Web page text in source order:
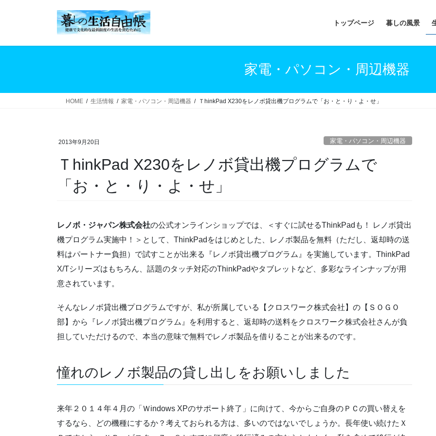
トップページ 暮しの風景
家電・パソコン・周辺機器
HOME 生活情報 家電・パソコン・周辺機器 ＴhinkPad X230をレノボ貸出機プログラムで「お・と・り・よ・せ」
2013年9月20日 家電・パソコン・周辺機器
ＴhinkPad X230をレノボ貸出機プログラムで
「お・と・り・よ・せ」
レノボ・ジャパン株式会社の公式オンラインショップでは、＜すぐに試せるThinkPadも！ レノボ貸出
機プログラム実施中！＞として、ThinkPadをはじめとした、レノボ製品を無料（ただし、返却時の送
料はパートナー負担）で試すことが出来る『レノボ貸出機プログラム』を実施しています。ThinkPad
X/Tシリーズはもちろん、話題のタッチ対応のThinkPadやタブレットなど、多彩なラインナップが用
意されています。
そんなレノボ貸出機プログラムですが、私が所属している【クロスワーク株式会社】の【ＳＯＧＯ
部】から『レノボ貸出機プログラム』を利用すると、返却時の送料をクロスワーク株式会社さんが負
担していただけるので、本当の意味で無料でレノボ製品を借りることが出来るのです。
憧れのレノボ製品の貸し出しをお願いしました
来年２０１４年４月の「Ｗindows XPのサポート終了」に向けて、今からご自身のＰＣの買い替えを
するなら、どの機種にするか？考えておられる方は、多いのではないでしょうか。長年使い続けたＸ